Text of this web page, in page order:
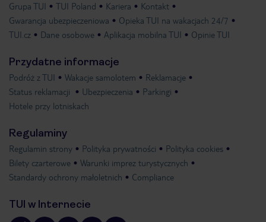
Grupa TUI TUI Poland Kariera
Kontakt
Gwarancja ubezpieczeniowa
Opieka TUI na wakacjach 24/7
TUI.cz
Dane osobowe Aplikacja mobilna TUI Opinie TUI
Przydatne informacje
Podróż z TUI Wakacje samolotem
Reklamacje
Status reklamacji
Ubezpieczenia
Parkingi
Hotele przy lotniskach
Regulaminy
Regulamin strony Polityka prywatności
Polityka cookies
Bilety czarterowe
Warunki imprez turystycznych
Standardy ochrony małoletnich
Compliance
TUI w Internecie